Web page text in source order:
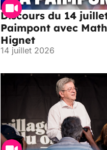
Discours du 14
Paimpont avec
Hignet
14 juillet 2026